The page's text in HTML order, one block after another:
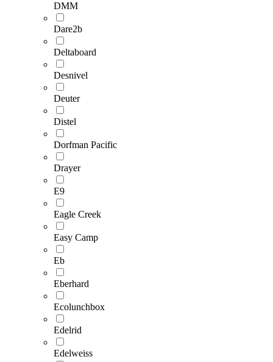
DMM
Dare2b
Deltaboard
Desnivel
Deuter
Distel
Dorfman Pacific
Drayer
E9
Eagle Creek
Easy Camp
Eb
Eberhard
Ecolunchbox
Edelrid
Edelweiss